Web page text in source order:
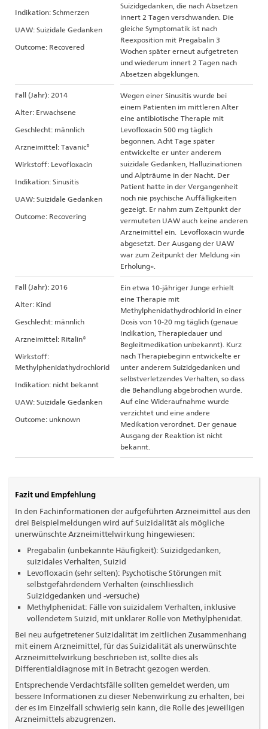
Indikation: Schmerzen
UAW: Suizidale Gedanken
Outcome: Recovered
Suizidgedanken, die nach Absetzen
innert 2 Tagen verschwanden. Die
gleiche Symptomatik ist nach
Reexposition mit Pregabalin 3
Wochen später erneut aufgetreten
und wiederum innert 2 Tagen nach
Absetzen abgeklungen.
Fall (Jahr): 2014
Alter: Erwachsene
Geschlecht: männlich
Arzneimittel: Tavanic®
Wirkstoff: Levofloxacin
Indikation: Sinusitis
UAW: Suizidale Gedanken
Outcome: Recovering
Wegen einer Sinusitis wurde bei
einem Patienten im mittleren Alter
eine antibiotische Therapie mit
Levofloxacin 500 mg täglich
begonnen. Acht Tage später
entwickelte er unter anderem
suizidale Gedanken, Halluzinationen
und Alpträume in der Nacht. Der
Patient hatte in der Vergangenheit
noch nie psychische Auffälligkeiten
gezeigt. Er nahm zum Zeitpunkt der
vermuteten UAW auch keine anderen
Arzneimittel ein. Levofloxacin wurde
abgesetzt. Der Ausgang der UAW
war zum Zeitpunkt der Meldung «in
Erholung».
Fall (Jahr): 2016
Alter: Kind
Geschlecht: männlich
Arzneimittel: Ritalin®
Wirkstoff:
Methylphenidathydrochlorid
Indikation: nicht bekannt
UAW: Suizidale Gedanken
Outcome: unknown
Ein etwa 10-jähriger Junge erhielt
eine Therapie mit
Methylphenidathydrochlorid in einer
Dosis von 10-20 mg täglich (genaue
Indikation, Therapiedauer und
Begleitmedikation unbekannt). Kurz
nach Therapiebeginn entwickelte er
unter anderem Suizidgedanken und
selbstverletzendes Verhalten, so dass
die Behandlung abgebrochen wurde.
Auf eine Wideraufnahme wurde
verzichtet und eine andere
Medikation verordnet. Der genaue
Ausgang der Reaktion ist nicht
bekannt.
Fazit und Empfehlung
In den Fachinformationen der aufgeführten Arzneimittel aus den
drei Beispielmeldungen wird auf Suizidalität als mögliche
unerwünschte Arzneimittelwirkung hingewiesen:
Pregabalin (unbekannte Häufigkeit): Suizidgedanken,
suizidales Verhalten, Suizid
Levofloxacin (sehr selten): Psychotische Störungen mit
selbstgefährdendem Verhalten (einschliesslich
Suizidgedanken und -versuche)
Methylphenidat: Fälle von suizidalem Verhalten, inklusive
vollendetem Suizid, mit unklarer Rolle von Methylphenidat.
Bei neu aufgetretener Suizidalität im zeitlichen Zusammenhang
mit einem Arzneimittel, für das Suizidalität als unerwünschte
Arzneimittelwirkung beschrieben ist, sollte dies als
Differentialdiagnose mit in Betracht gezogen werden.
Entsprechende Verdachtsfälle sollten gemeldet werden, um
bessere Informationen zu dieser Nebenwirkung zu erhalten, bei
der es im Einzelfall schwierig sein kann, die Rolle des jeweiligen
Arzneimittels abzugrenzen.